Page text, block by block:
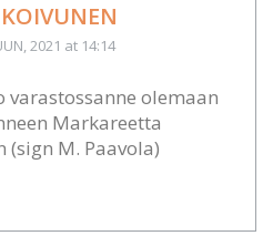
2021 at 14:14
varastossanne olemaan
Markareetta
(sign M. Paavola)